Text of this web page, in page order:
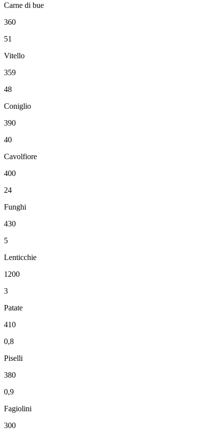
Carne di bue
360
51
Vitello
359
48
Coniglio
390
40
Cavolfiore
400
24
Funghi
430
5
Lenticchie
1200
3
Patate
410
0,8
Piselli
380
0,9
Fagiolini
300